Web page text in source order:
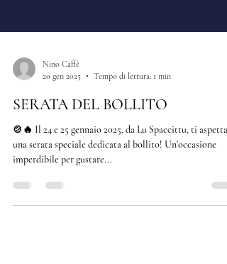
20 gen 2025
Tempo di lettura: 1 min
SERATA DEL BOLLITO
🍲🔥 Il 24 e 25 gennaio 2025, da Lu Spaccittu, ti aspetta
imperdibile per gustare...